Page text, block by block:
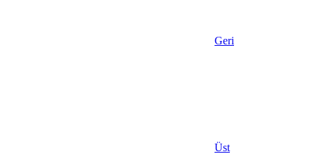
Geri
Üst